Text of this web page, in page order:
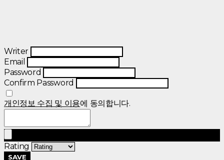
Writer
Email
Password
Confirm Password
개인정보 수집 및 이용에 동의합니다.
Rating
SAVE